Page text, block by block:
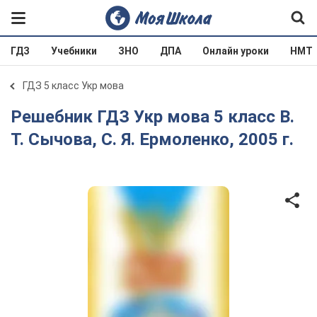
ГДЗ Учебники ЗНО ДПА Онлайн уроки НМТ
ГДЗ 5 класс Укр мова
Решебник ГДЗ Укр мова 5 класс В.
Т. Сычова, С. Я. Ермоленко, 2005 г.